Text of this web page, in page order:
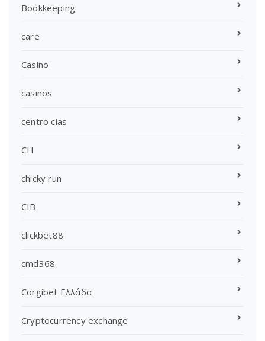
Bookkeeping
care
Casino
casinos
centro cias
CH
chicky run
CIB
clickbet88
cmd368
Corgibet Ελλάδα
Cryptocurrency exchange